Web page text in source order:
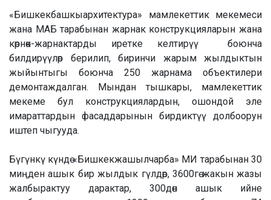
«Бишкекбашкыархитектура» мамлекеттик мекемеси
жана МАБ тарабынан жарнак конструкцияларын жана
көрнөк-жарнактарды иретке келтирүү боюнча
билдирүүлөр берилип, биринчи жарым жылдыктын
жыйынтыгы боюнча 250 жарнама объектилери
демонтаждалган. Мындан тышкары, мамлекеттик
мекеме бул конструкциялардын, ошондой эле
имараттардын фасаддарынын бирдиктүү долбоорун
иштеп чыгууда.
Бүгүнкү күндө «Бишкекжашылчарба» МИ тарабынан 30
миңден ашык бир жылдык гүлдөр, 3600гө жакын жазы
жалбырактуу дарактар, 300дөн ашык ийне